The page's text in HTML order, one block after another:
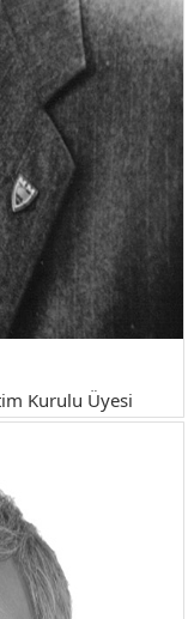
Kurulu Üyesi